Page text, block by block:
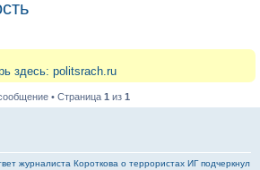
здесь: politsrach.ru
• Страница 1 из 1
журналиста Короткова о террористах ИГ подчеркнул